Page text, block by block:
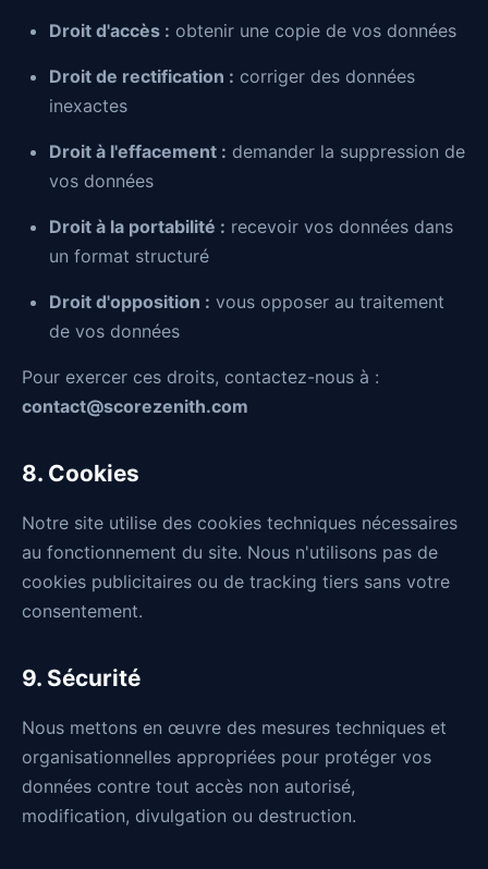
Droit d'accès : obtenir une copie de vos données
Droit de rectification : corriger des données
inexactes
Droit à l'effacement : demander la suppression de
vos données
Droit à la portabilité : recevoir vos données dans
un format structuré
Droit d'opposition : vous opposer au traitement
de vos données
Pour exercer ces droits, contactez-nous à :
contact@scorezenith.com
8. Cookies
Notre site utilise des cookies techniques nécessaires
au fonctionnement du site. Nous n'utilisons pas de
cookies publicitaires ou de tracking tiers sans votre
consentement.
9. Sécurité
Nous mettons en œuvre des mesures techniques et
organisationnelles appropriées pour protéger vos
données contre tout accès non autorisé,
modification, divulgation ou destruction.